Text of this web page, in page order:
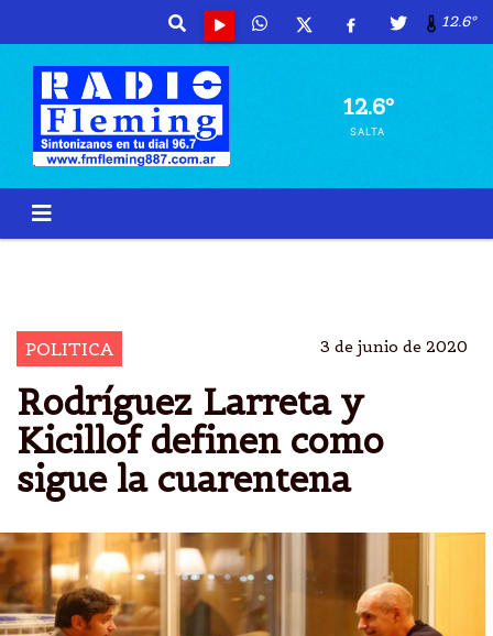
12.6º
12.6º
SALTA
POLITICA 3 de junio de 2020
Rodríguez Larreta y
Kicillof definen como
sigue la cuarentena